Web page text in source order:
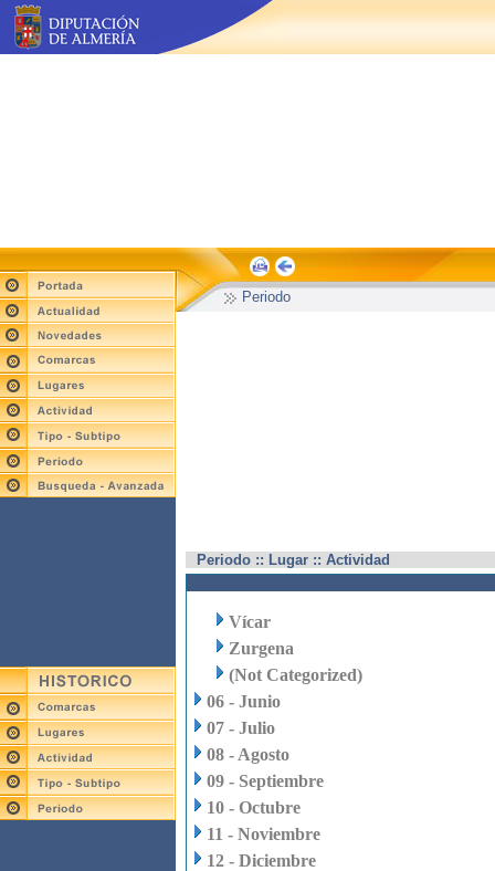
Periodo
Periodo :: Lugar :: Actividad
Vícar
Zurgena
(Not Categorized)
06 - Junio
07 - Julio
08 - Agosto
09 - Septiembre
10 - Octubre
11 - Noviembre
12 - Diciembre